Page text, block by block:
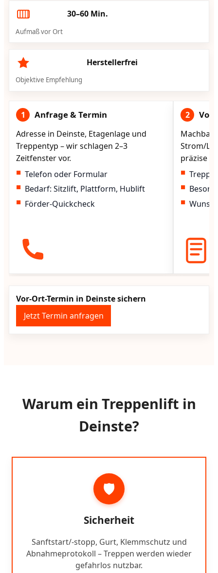
30–60 Min.
Aufmaß vor Ort
Herstellerfrei
Objektive Empfehlung
1 Anfrage & Termin
Adresse in Deinste, Etagenlage und
Treppentyp – wir schlagen 2–3
Zeitfenster vor.
Telefon oder Formular
Bedarf: Sitzlift, Plattform, Hublift
Förder-Quickcheck
2
Strom/
präzise
Vor-Ort-Termin in Deinste sichern
Jetzt Termin anfragen
Warum ein Treppenlift in
Deinste?
🛡️
Sicherheit
Sanftstart/-stopp, Gurt, Klemmschutz und
Abnahmeprotokoll – Treppen werden wieder
gefahrlos nutzbar.